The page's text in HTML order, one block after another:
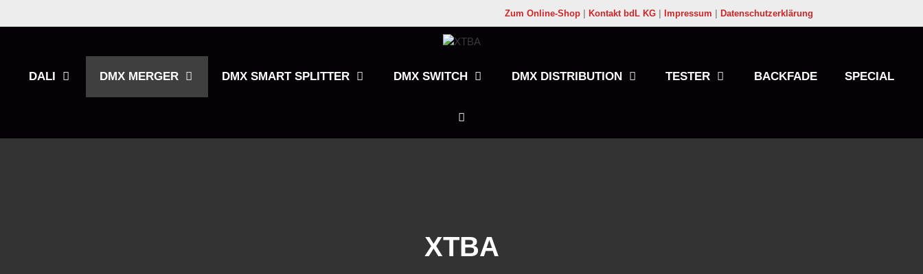
Zum Online-Shop Kontakt bdL KG Impressum Datenschutzerklärung
DALI DMX MERGER DMX SMART SPLITTER DMX SWITCH DMX DISTRIBUTION TESTER BACKFADE SPECIAL
XTBA